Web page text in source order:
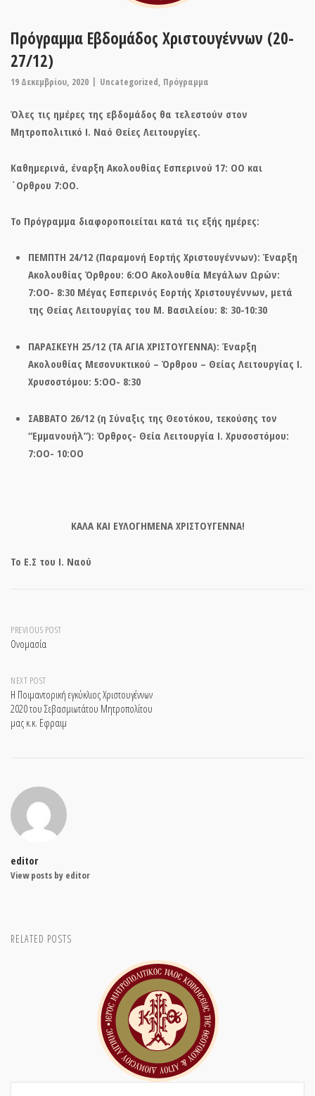
Πρόγραμμα Εβδομάδος Χριστουγέννων (20-
27/12)
19 Δεκεμβρίου, 2020 Uncategorized, Πρόγραμμα
Όλες τις ημέρες της εβδομάδος θα τελεστούν στον
Μητροπολιτικό Ι. Ναό Θείες Λειτουργίες.
Καθημερινά, έναρξη Ακολουθίας Εσπερινού 17: ΟΟ και
΄Ορθρου 7:ΟΟ.
Το Πρόγραμμα διαφοροποιείται κατά τις εξής ημέρες:
ΠΕΜΠΤΗ 24/12 (Παραμονή Εορτής Χριστουγέννων): Έναρξη
Ακολουθίας Όρθρου: 6:ΟΟ Ακολουθία Μεγάλων Ωρών:
7:ΟΟ- 8:30 Μέγας Εσπερινός Εορτής Χριστουγέννων, μετά
της Θείας Λειτουργίας του Μ. Βασιλείου: 8: 30-10:30
ΠΑΡΑΣΚΕΥΗ 25/12 (ΤΑ ΑΓΙΑ ΧΡΙΣΤΟΥΓΕΝΝΑ): Έναρξη
Ακολουθίας Μεσονυκτικού – Όρθρου – Θείας Λειτουργίας Ι.
Χρυσοστόμου: 5:ΟΟ- 8:30
ΣΑΒΒΑΤΟ 26/12 (η Σύναξις της Θεοτόκου, τεκούσης τον
“Εμμανουήλ”): Όρθρος- Θεία Λειτουργία Ι. Χρυσοστόμου:
7:ΟΟ- 10:ΟΟ
ΚΑΛΑ ΚΑΙ ΕΥΛΟΓΗΜΕΝΑ ΧΡΙΣΤΟΥΓΕΝΝΑ!
Το Ε.Σ του Ι. Ναού
Post
PREVIOUS POST
Ονομασία
NEXT POST
Η Ποιμαντορική εγκύκλιος Χριστουγέννων
2020 του Σεβασμιωτάτου Μητροπολίτου
μας κ.κ. Εφραιμ
editor
View posts by editor
RELATED POSTS